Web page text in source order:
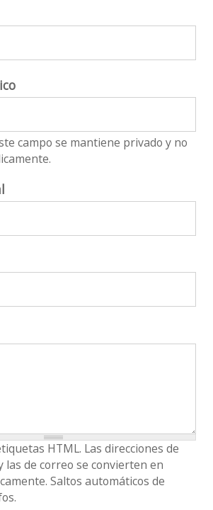
campo se mantiene privado y no
HTML. Las direcciones de
las de correo se convierten en
Saltos automáticos de